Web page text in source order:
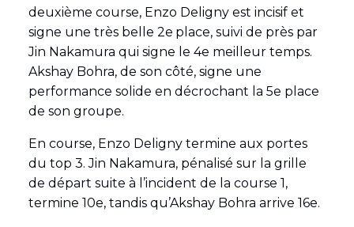
deuxième course, Enzo Deligny est incisif et
signe une très belle 2e place, suivi de près par
Jin Nakamura qui signe le 4e meilleur temps.
Akshay Bohra, de son côté, signe une
performance solide en décrochant la 5e place
de son groupe.
En course, Enzo Deligny termine aux portes
du top 3. Jin Nakamura, pénalisé sur la grille
de départ suite à l’incident de la course 1,
termine 10e, tandis qu’Akshay Bohra arrive 16e.